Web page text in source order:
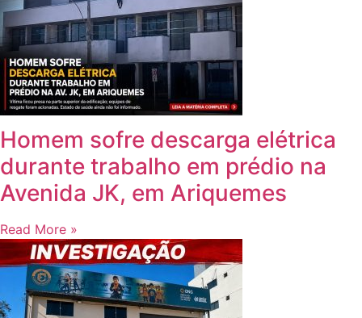
Homem sofre descarga elétrica
durante trabalho em prédio na
Avenida JK, em Ariquemes
Read More »